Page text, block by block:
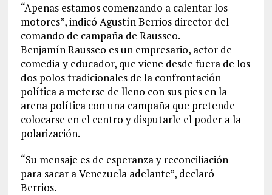
“Apenas estamos comenzando a calentar los
motores”, indicó Agustín Berrios director del
comando de campaña de Rausseo.
Benjamín Rausseo es un empresario, actor de
comedia y educador, que viene desde fuera de los
dos polos tradicionales de la confrontación
política a meterse de lleno con sus pies en la
arena política con una campaña que pretende
colocarse en el centro y disputarle el poder a la
polarización.
“Su mensaje es de esperanza y reconciliación
para sacar a Venezuela adelante”, declaró
Berrios.